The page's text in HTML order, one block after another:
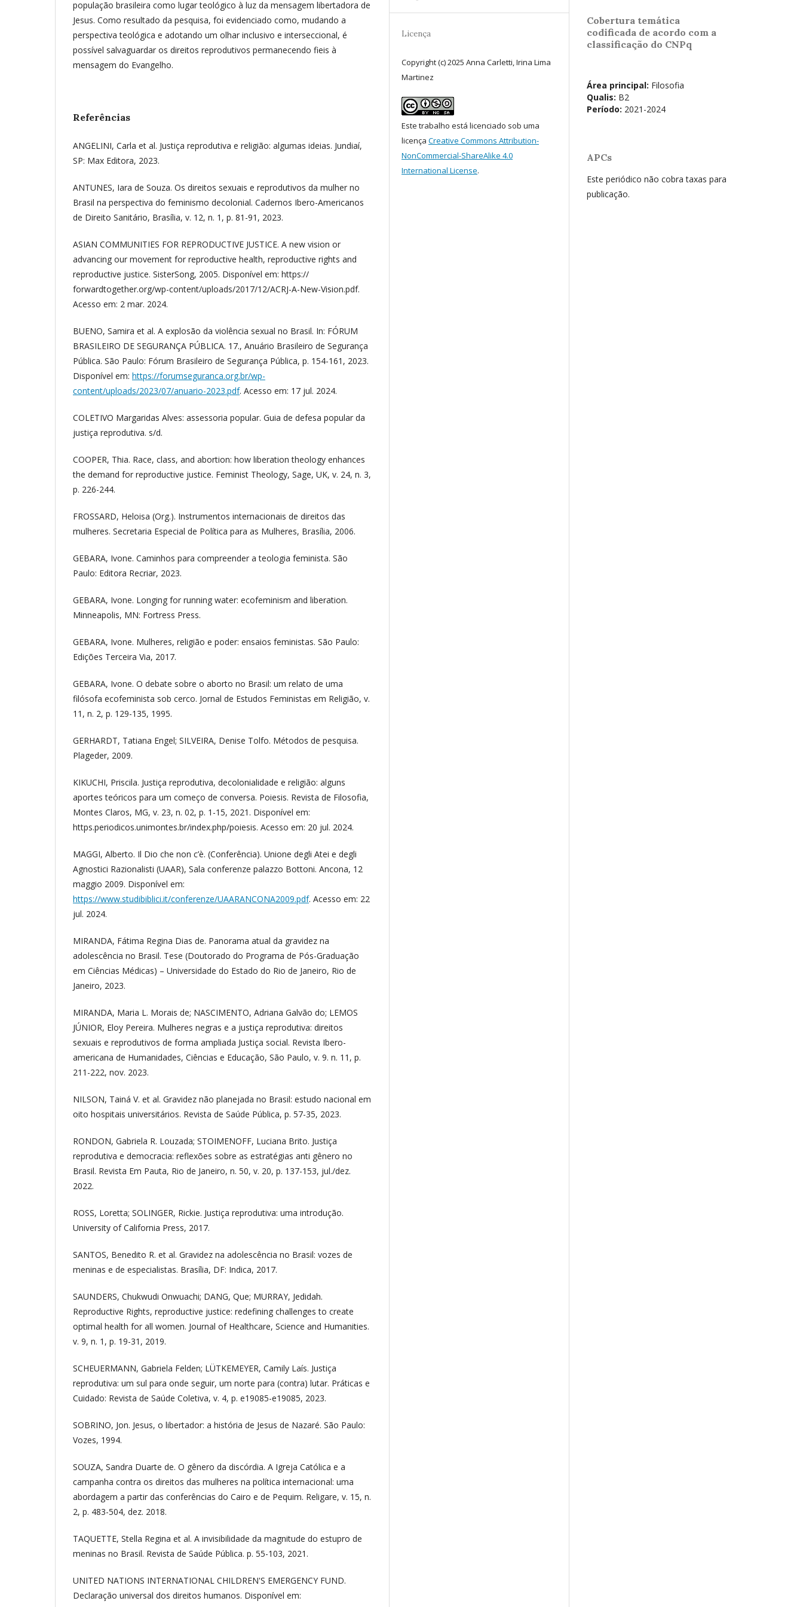
população brasileira como lugar teológico à luz da mensagem libertadora de
Jesus. Como resultado da pesquisa, foi evidenciado como, mudando a
perspectiva teológica e adotando um olhar inclusivo e interseccional, é
possível salvaguardar os direitos reprodutivos permanecendo fieis à
mensagem do Evangelho.
Referências
ANGELINI, Carla et al. Justiça reprodutiva e religião: algumas ideias. Jundiaí,
SP: Max Editora, 2023.
ANTUNES, Iara de Souza. Os direitos sexuais e reprodutivos da mulher no
Brasil na perspectiva do feminismo decolonial. Cadernos Ibero-Americanos
de Direito Sanitário, Brasília, v. 12, n. 1, p. 81-91, 2023.
ASIAN COMMUNITIES FOR REPRODUCTIVE JUSTICE. A new vision or
advancing our movement for reproductive health, reproductive rights and
reproductive justice. SisterSong, 2005. Disponível em: https://
forwardtogether.org/wp-content/uploads/2017/12/ACRJ-A-New-Vision.pdf.
Acesso em: 2 mar. 2024.
BUENO, Samira et al. A explosão da violência sexual no Brasil. In: FÓRUM
BRASILEIRO DE SEGURANÇA PÚBLICA. 17., Anuário Brasileiro de Segurança
Pública. São Paulo: Fórum Brasileiro de Segurança Pública, p. 154-161, 2023.
Disponível em: https://forumseguranca.org.br/wp-
content/uploads/2023/07/anuario-2023.pdf. Acesso em: 17 jul. 2024.
COLETIVO Margaridas Alves: assessoria popular. Guia de defesa popular da
justiça reprodutiva. s/d.
COOPER, Thia. Race, class, and abortion: how liberation theology enhances
the demand for reproductive justice. Feminist Theology, Sage, UK, v. 24, n. 3,
p. 226-244.
FROSSARD, Heloisa (Org.). Instrumentos internacionais de direitos das
mulheres. Secretaria Especial de Política para as Mulheres, Brasília, 2006.
GEBARA, Ivone. Caminhos para compreender a teologia feminista. São
Paulo: Editora Recriar, 2023.
GEBARA, Ivone. Longing for running water: ecofeminism and liberation.
Minneapolis, MN: Fortress Press.
GEBARA, Ivone. Mulheres, religião e poder: ensaios feministas. São Paulo:
Edições Terceira Via, 2017.
GEBARA, Ivone. O debate sobre o aborto no Brasil: um relato de uma
filósofa ecofeminista sob cerco. Jornal de Estudos Feministas em Religião, v.
11, n. 2, p. 129-135, 1995.
GERHARDT, Tatiana Engel; SILVEIRA, Denise Tolfo. Métodos de pesquisa.
Plageder, 2009.
KIKUCHI, Priscila. Justiça reprodutiva, decolonialidade e religião: alguns
aportes teóricos para um começo de conversa. Poiesis. Revista de Filosofia,
Montes Claros, MG, v. 23, n. 02, p. 1-15, 2021. Disponível em:
https.periodicos.unimontes.br/index.php/poiesis. Acesso em: 20 jul. 2024.
MAGGI, Alberto. Il Dio che non c’è. (Conferência). Unione degli Atei e degli
Agnostici Razionalisti (UAAR), Sala conferenze palazzo Bottoni. Ancona, 12
maggio 2009. Disponível em:
https://www.studibiblici.it/conferenze/UAARANCONA2009.pdf. Acesso em: 22
jul. 2024.
MIRANDA, Fátima Regina Dias de. Panorama atual da gravidez na
adolescência no Brasil. Tese (Doutorado do Programa de Pós-Graduação
em Ciências Médicas) – Universidade do Estado do Rio de Janeiro, Rio de
Janeiro, 2023.
MIRANDA, Maria L. Morais de; NASCIMENTO, Adriana Galvão do; LEMOS
JÚNIOR, Eloy Pereira. Mulheres negras e a justiça reprodutiva: direitos
sexuais e reprodutivos de forma ampliada Justiça social. Revista Ibero-
americana de Humanidades, Ciências e Educação, São Paulo, v. 9. n. 11, p.
211-222, nov. 2023.
NILSON, Tainá V. et al. Gravidez não planejada no Brasil: estudo nacional em
oito hospitais universitários. Revista de Saúde Pública, p. 57-35, 2023.
RONDON, Gabriela R. Louzada; STOIMENOFF, Luciana Brito. Justiça
reprodutiva e democracia: reflexões sobre as estratégias anti gênero no
Brasil. Revista Em Pauta, Rio de Janeiro, n. 50, v. 20, p. 137-153, jul./dez.
2022.
ROSS, Loretta; SOLINGER, Rickie. Justiça reprodutiva: uma introdução.
University of California Press, 2017.
SANTOS, Benedito R. et al. Gravidez na adolescência no Brasil: vozes de
meninas e de especialistas. Brasília, DF: Indica, 2017.
SAUNDERS, Chukwudi Onwuachi; DANG, Que; MURRAY, Jedidah.
Reproductive Rights, reproductive justice: redefining challenges to create
optimal health for all women. Journal of Healthcare, Science and Humanities.
v. 9, n. 1, p. 19-31, 2019.
SCHEUERMANN, Gabriela Felden; LÜTKEMEYER, Camily Laís. Justiça
reprodutiva: um sul para onde seguir, um norte para (contra) lutar. Práticas e
Cuidado: Revista de Saúde Coletiva, v. 4, p. e19085-e19085, 2023.
SOBRINO, Jon. Jesus, o libertador: a história de Jesus de Nazaré. São Paulo:
Vozes, 1994.
SOUZA, Sandra Duarte de. O gênero da discórdia. A Igreja Católica e a
campanha contra os direitos das mulheres na política internacional: uma
abordagem a partir das conferências do Cairo e de Pequim. Religare, v. 15, n.
2, p. 483-504, dez. 2018.
TAQUETTE, Stella Regina et al. A invisibilidade da magnitude do estupro de
meninas no Brasil. Revista de Saúde Pública. p. 55-103, 2021.
UNITED NATIONS INTERNATIONAL CHILDREN'S EMERGENCY FUND.
Declaração universal dos direitos humanos. Disponível em:
Licença
Copyright (c) 2025 Anna Carletti, Irina Lima
Martinez
Este trabalho está licenciado sob uma
licença Creative Commons Attribution-
NonCommercial-ShareAlike 4.0
International License.
Cobertura temática
codificada de acordo com a
classificação do CNPq
Área principal: Filosofia
Qualis: B2
Período: 2021-2024
APCs
Este periódico não cobra taxas para
publicação.